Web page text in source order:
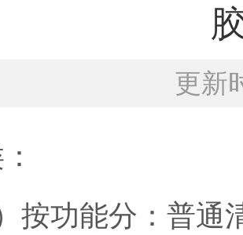
更新
）按功能分：普